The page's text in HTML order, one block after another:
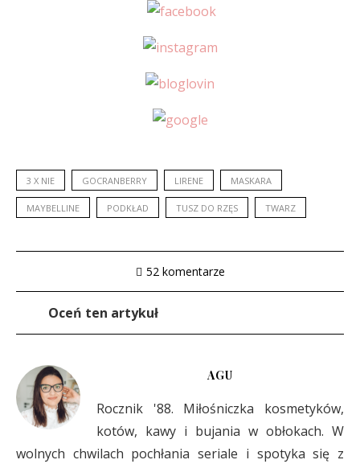
3 X NIE GOCRANBERRY LIRENE MASKARA
MAYBELLINE PODKŁAD TUSZ DO RZĘS TWARZ
52 komentarze
Oceń ten artykuł
AGU
Rocznik '88. Miłośniczka kosmetyków,
kotów, kawy i bujania w obłokach. W
wolnych chwilach pochłania seriale i spotyka się z